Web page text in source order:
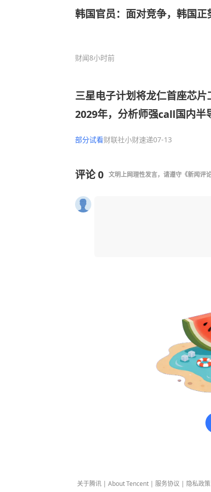
韩国官员：面对竞争，韩国
财闻8小时前
三星电子计划将龙仁首座芯
2029年，分析师强call国内半
部分试看财联社小财速递07-13
评论0 文明上网理性发言，请遵守 《新闻评
关于腾讯 | About Tencent | 服务协议 | 隐私政策